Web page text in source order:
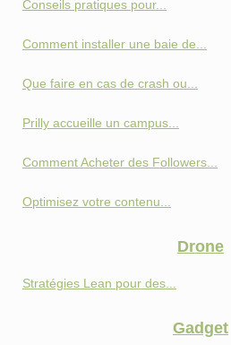
Conseils pratiques pour...
Comment installer une baie de...
Que faire en cas de crash ou...
Prilly accueille un campus...
Comment Acheter des Followers...
Optimisez votre contenu...
Drone
Stratégies Lean pour des...
Gadget